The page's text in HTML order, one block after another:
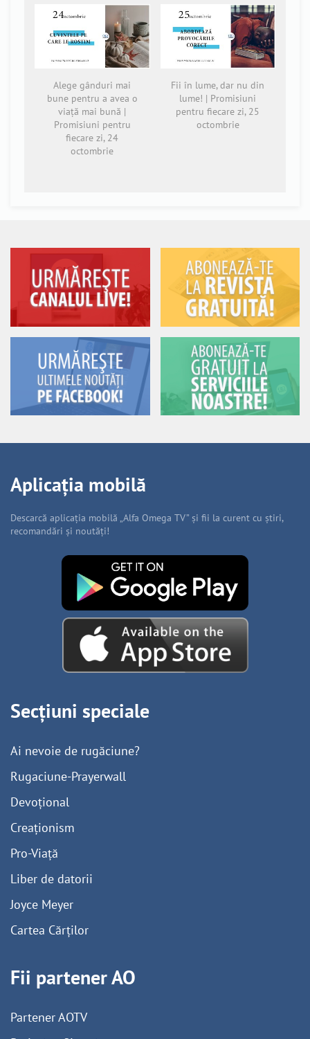
Alege gânduri mai
bune pentru a avea o
viață mai bună |
Promisiuni pentru
fiecare zi, 24
octombrie
Fii în lume, dar nu din
lume! | Promisiuni
pentru fiecare zi, 25
octombrie
Aplicația mobilă
Descarcă aplicația mobilă „Alfa Omega TV” și fii la curent cu știri,
recomandări și noutăți!
Secțiuni speciale
Ai nevoie de rugăciune?
Rugaciune-Prayerwall
Devoțional
Creaționism
Pro-Viață
Liber de datorii
Joyce Meyer
Cartea Cărților
Fii partener AO
Partener AOTV